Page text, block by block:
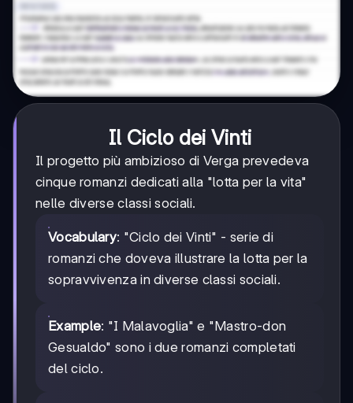
Il Ciclo dei Vinti
Il progetto più ambizioso di Verga prevedeva
cinque romanzi dedicati alla "lotta per la vita"
nelle diverse classi sociali.
Vocabulary: "Ciclo dei Vinti" - serie di
romanzi che doveva illustrare la lotta per la
sopravvivenza in diverse classi sociali.
Example: "I Malavoglia" e "Mastro-don
Gesualdo" sono i due romanzi completati
del ciclo.